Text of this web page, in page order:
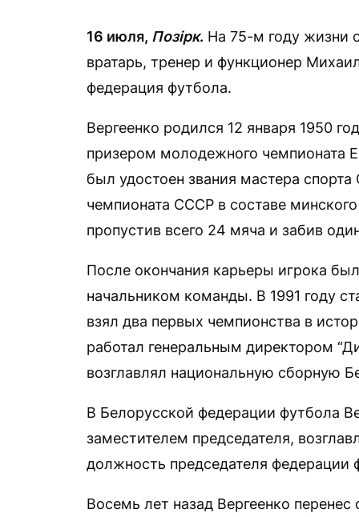
16 июля, Позірк. На 75-м году жизни
вратарь, тренер и функционер
федерация футбола.
Вергеенко родился 12 января 1950
призером молодежного чемпионата
был удостоен звания мастера
чемпионата СССР в составе
пропустив всего 24 мяча и забив
После окончания карьеры игрока
начальником команды. В 1991 году
взял два первых чемпионства в
работал генеральным директором
возглавлял национальную сборную
В Белорусской федерации футбола
заместителем председателя,
должность председателя федерации
Восемь лет назад Вергеенко